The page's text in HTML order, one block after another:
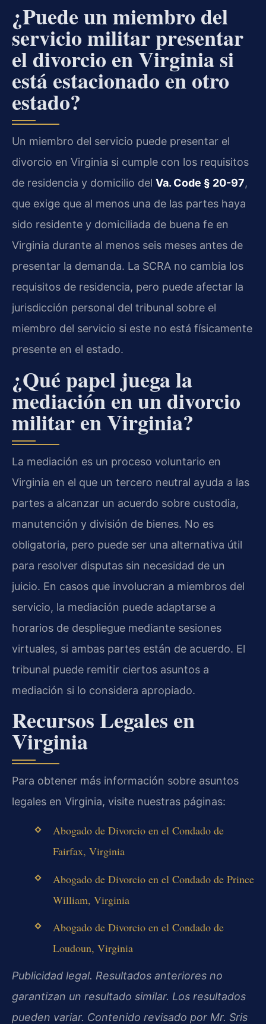
¿Puede un miembro del
servicio militar presentar
el divorcio en Virginia si
está estacionado en otro
estado?
Un miembro del servicio puede presentar el
divorcio en Virginia si cumple con los requisitos
de residencia y domicilio del Va. Code § 20-97,
que exige que al menos una de las partes haya
sido residente y domiciliada de buena fe en
Virginia durante al menos seis meses antes de
presentar la demanda. La SCRA no cambia los
requisitos de residencia, pero puede afectar la
jurisdicción personal del tribunal sobre el
miembro del servicio si este no está físicamente
presente en el estado.
¿Qué papel juega la
mediación en un divorcio
militar en Virginia?
La mediación es un proceso voluntario en
Virginia en el que un tercero neutral ayuda a las
partes a alcanzar un acuerdo sobre custodia,
manutención y división de bienes. No es
obligatoria, pero puede ser una alternativa útil
para resolver disputas sin necesidad de un
juicio. En casos que involucran a miembros del
servicio, la mediación puede adaptarse a
horarios de despliegue mediante sesiones
virtuales, si ambas partes están de acuerdo. El
tribunal puede remitir ciertos asuntos a
mediación si lo considera apropiado.
Recursos Legales en
Virginia
Para obtener más información sobre asuntos
legales en Virginia, visite nuestras páginas:
Abogado de Divorcio en el Condado de
Fairfax, Virginia
Abogado de Divorcio en el Condado de Prince
William, Virginia
Abogado de Divorcio en el Condado de
Loudoun, Virginia
Publicidad legal. Resultados anteriores no
garantizan un resultado similar. Los resultados
pueden variar. Contenido revisado por Mr. Sris